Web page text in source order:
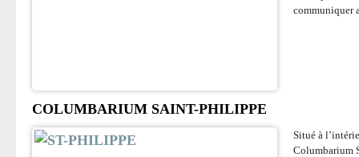
communiquer
COLUMBARIUM SAINT-PHILIPPE
Situé à
Columbarium